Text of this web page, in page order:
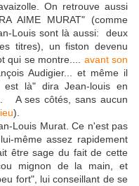
On retrouve aussi
AIME MURAT" (comme
Louis sont là aussi: deux
titres), un fiston devenu
qui se montre.... avant son
Audigier... et même il
est là" dira Jean-louis en
A ses côtés, sans aucun
).
Louis Murat. Ce n'est pas
même assez rapidement
être sage du fait de cette
mignon de la main, et
fort", lui conseillant de se